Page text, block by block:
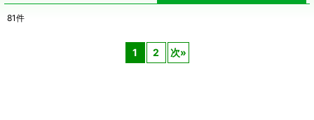
81件
1 2 次»